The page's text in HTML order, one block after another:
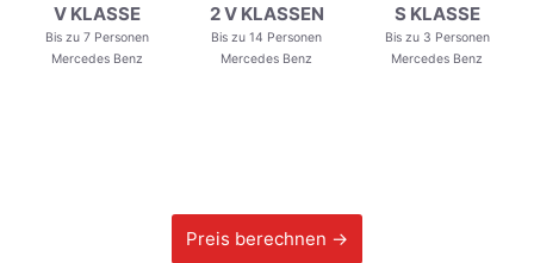
V KLASSE
Bis zu 7 Personen
Mercedes Benz
2 V KLASSEN
Bis zu 14 Personen
Mercedes Benz
S KLASSE
Bis zu 3 Personen
Mercedes Benz
Preis berechnen →